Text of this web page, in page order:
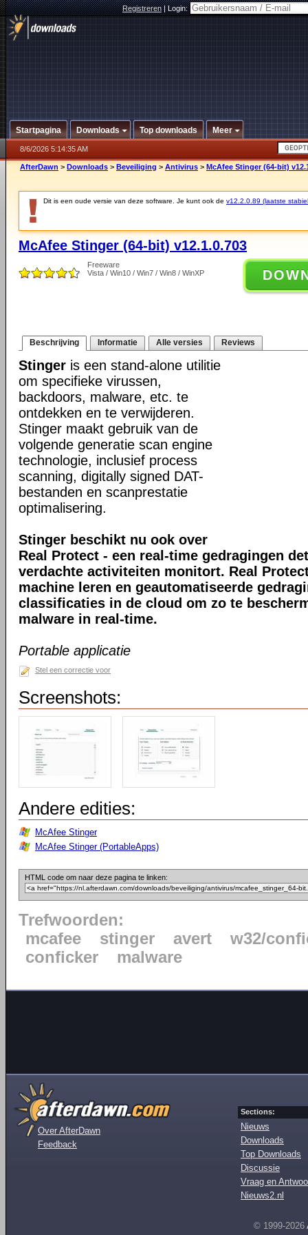
Registreren|Login:
Startpagina Downloads Top downloads Meer
8/6/2026 5:14:35 AM
AfterDawn > Downloads > Beveiliging > Antivirus > McAfee Stinger (64-bit)
Dit is een oude versie van deze software. Je kunt ook de v12.2.0.89 (laatste
McAfee Stinger (64-bit) v12.1.0.703
Freeware
Vista / Win10 / Win7 / Win8 / WinXP
Beschrijving Informatie Alle versies Reviews
Stinger is een stand-alone utilitie
om specifieke virussen,
backdoors, malware, etc. te
ontdekken en te verwijderen.
Stinger maakt gebruik van de
volgende generatie scan engine
technologie, inclusief process
scanning, digitally signed DAT-
bestanden en scanprestatie
optimalisering.
Stinger beschikt nu ook over
Real Protect - een real-time gedragingen
verdachte activiteiten monitort. Real
machine leren en geautomatiseerde
classificaties in de cloud om zo te
malware in real-time.
Portable applicatie
Stel een correctie voor
Screenshots:
Andere edities:
McAfee Stinger
McAfee Stinger (PortableApps)
HTML code om naar deze pagina te linken:
Trefwoorden:
mcafee
stinger avert
w32/
conficker
malware
Over AfterDawn
Feedback
Sections:
Nieuws
Downloads
Top Downloads
Discussie
Vraag en
Nieuws2.nl
© 1999-2026